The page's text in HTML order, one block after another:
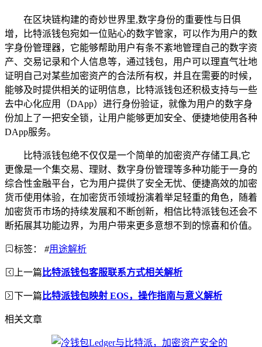
在区块链构建的奇妙世界里,数字身份的重要性与日俱
增，比特派钱包宛如一位贴心的数字管家，可以作为用户的数
字身份管理器，它能够帮助用户有条不紊地管理自己的数字资
产、交易记录和个人信息等，通过钱包，用户可以理直气壮地
证明自己对某些加密资产的合法所有权，并且在需要的时候，
能够及时提供相关的证明信息，比特派钱包还积极支持与一些
去中心化应用（DApp）进行身份验证，就像为用户的数字身
份加上了一把安全锁，让用户能够更加安全、便捷地使用各种
DApp服务。
比特派钱包绝不仅仅是一个简单的加密资产存储工具,它
更像是一个集交易、理财、数字身份管理等多种功能于一身的
综合性金融平台，它为用户提供了安全无忧、便捷高效的加密
货币使用体验，在加密货币领域扮演着举足轻重的角色，随着
加密货币市场的持续发展和不断创新，相信比特派钱包还会不
断拓展其功能边界，为用户带来更多意想不到的惊喜和价值。
标签： #用途解析
上一篇 比特派钱包客服联系方式相关解析
下一篇 比特派钱包映射 EOS，操作指南与意义解析
相关文章